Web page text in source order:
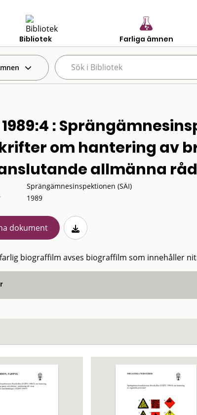
Bibliotek Farliga ämnen
1989:4 :
om hantering av
allmänna råd
Sprängämnesinspektionen (SÄI)
1989
dokument
biograffilm avses biograffilm som innehåller